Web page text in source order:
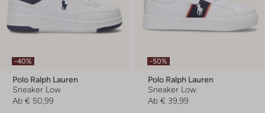
-40%
Polo Ralph Lauren
Sneaker Low
Ab € 50,99
-50%
Polo Ralph Lauren
Sneaker Low
Ab € 39,99